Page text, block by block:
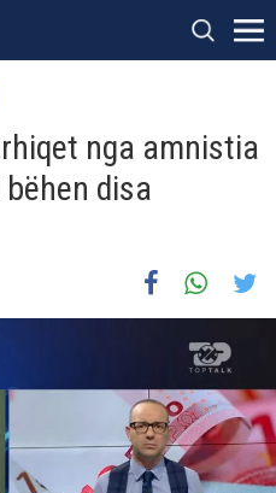
nga amnistia
disa